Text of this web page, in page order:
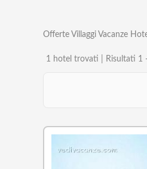
Offerte Villaggi Vacanze
1 hotel trovati | Risultati 1